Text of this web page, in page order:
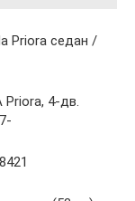
Priora седан /
4-дв.